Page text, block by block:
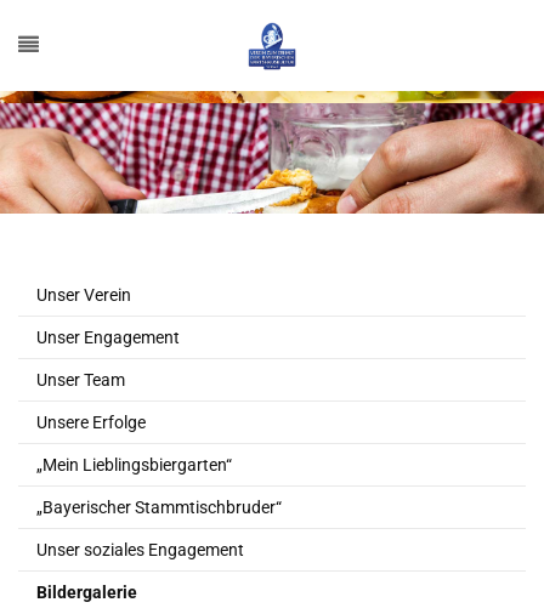
Unser Verein
Unser Engagement
Unser Team
Unsere Erfolge
„Mein Lieblingsbiergarten“
„Bayerischer Stammtischbruder“
Unser soziales Engagement
Bildergalerie